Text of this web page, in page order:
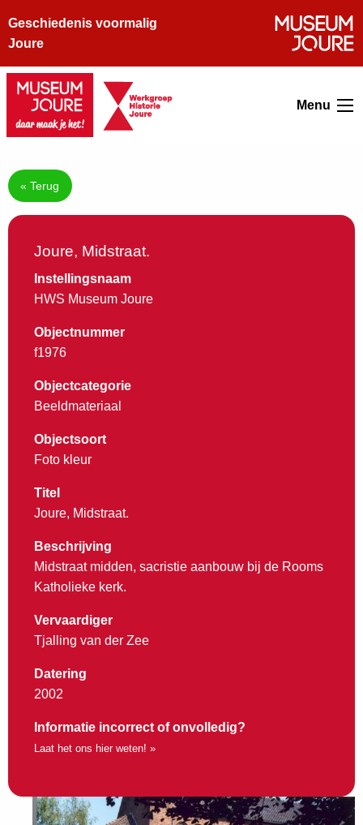
Geschiedenis voormalig
Joure
Menu
« Terug
Joure, Midstraat.
Instellingsnaam
HWS Museum Joure
Objectnummer
f1976
Objectcategorie
Beeldmateriaal
Objectsoort
Foto kleur
Titel
Joure, Midstraat.
Beschrijving
Midstraat midden, sacristie aanbouw bij de Rooms
Katholieke kerk.
Vervaardiger
Tjalling van der Zee
Datering
2002
Informatie incorrect of onvolledig?
Laat het ons hier weten! »